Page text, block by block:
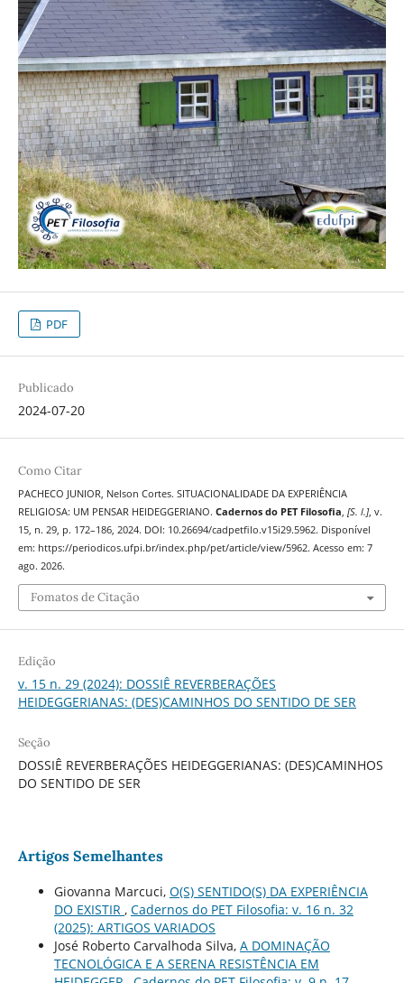
PDF
Publicado
2024-07-20
Como Citar
PACHECO JUNIOR, Nelson Cortes. SITUACIONALIDADE DA EXPERIÊNCIA
RELIGIOSA: UM PENSAR HEIDEGGERIANO. Cadernos do PET Filosofia [S. l.], v.
15, n. 29, p. 172–186, 2024. DOI: 10.26694/cadpetfilo.v15i29.5962. Disponível
em: https://periodicos.ufpi.br/index.php/pet/article/view/5962. Acesso em: 7
ago. 2026.
Fomatos de Citação
Edição
v. 15 n. 29 (2024): DOSSIÊ REVERBERAÇÕES
HEIDEGGERIANAS: (DES)CAMINHOS DO SENTIDO DE SER
Seção
DOSSIÊ REVERBERAÇÕES HEIDEGGERIANAS: (DES)CAMINHOS
DO SENTIDO DE SER
Artigos Semelhantes
Giovanna Marcuci, O(S) SENTIDO(S) DA EXPERIÊNCIA
DO EXISTIR , Cadernos do PET Filosofia: v. 16 n. 32
(2025): ARTIGOS VARIADOS
José Roberto Carvalhoda Silva, A DOMINAÇÃO
TECNOLÓGICA E A SERENA RESISTÊNCIA EM